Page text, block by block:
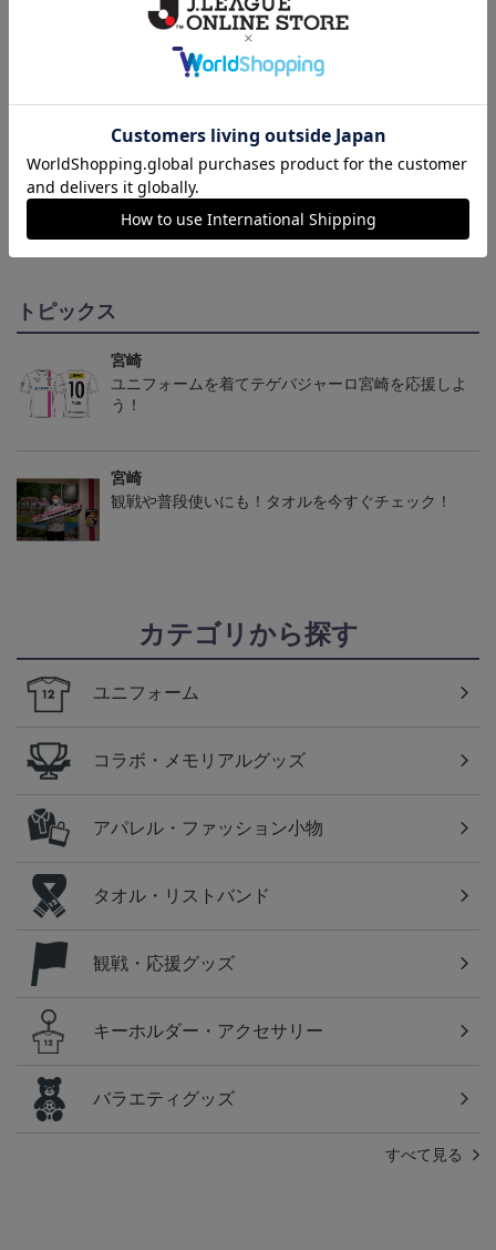
2024オーセンティックユ
ニフォーム（GK2nd）
2021公式オーセンティッ
クユニフォーム 1st
2021公式オーセンティッ
クユニフォーム GK1st
トピックス
宮崎
ユニフォームを着てテゲバジャーロ宮崎を応援しよ
う！
宮崎
観戦や普段使いにも！タオルを今すぐチェック！
カテゴリから探す
ユニフォーム
コラボ・メモリアルグッズ
アパレル・ファッション小物
タオル・リストバンド
観戦・応援グッズ
キーホルダー・アクセサリー
バラエティグッズ
すべて見る